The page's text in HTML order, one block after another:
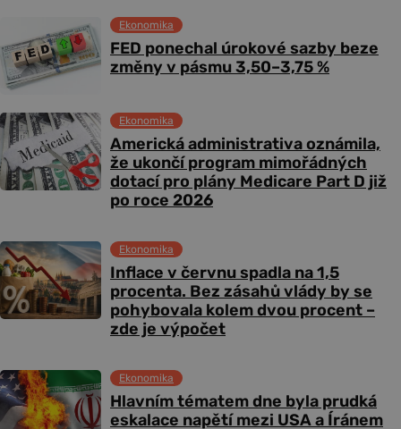
FED ponechal úrokové sazby beze
změny v pásmu 3,50–3,75 %
Ekonomika
Americká administrativa oznámila,
že ukončí program mimořádných
dotací pro plány Medicare Part D již
po roce 2026
Ekonomika
Inflace v červnu spadla na 1,5
procenta. Bez zásahů vlády by se
pohybovala kolem dvou procent –
zde je výpočet
Ekonomika
Hlavním tématem dne byla prudká
eskalace napětí mezi USA a Íránem
Ekonomika